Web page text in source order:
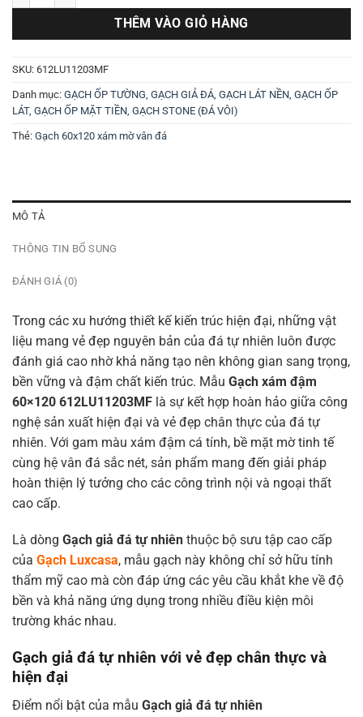
THÊM VÀO GIỎ HÀNG
SKU: 612LU11203MF
Danh mục: GẠCH ỐP TƯỜNG, GẠCH GIẢ ĐÁ, GẠCH LÁT NỀN, GẠCH ỐP
LÁT, GẠCH ỐP MẶT TIỀN, GẠCH STONE (ĐÁ VÔI)
Thẻ: Gạch 60x120 xám mờ vân đá
MÔ TẢ
THÔNG TIN BỔ SUNG
ĐÁNH GIÁ (0)
Trong các xu hướng thiết kế kiến trúc hiện đại, những vật
liệu mang vẻ đẹp nguyên bản của đá tự nhiên luôn được
đánh giá cao nhờ khả năng tạo nên không gian sang trọng,
bền vững và đậm chất kiến trúc. Mẫu Gạch xám đậm
60×120 612LU11203MF là sự kết hợp hoàn hảo giữa công
nghệ sản xuất hiện đại và vẻ đẹp chân thực của đá tự
nhiên. Với gam màu xám đậm cá tính, bề mặt mờ tinh tế
cùng hệ vân đá sắc nét, sản phẩm mang đến giải pháp
hoàn thiện lý tưởng cho các công trình nội và ngoại thất
cao cấp.
Là dòng Gạch giả đá tự nhiên thuộc bộ sưu tập cao cấp
của Gạch Luxcasa, mẫu gạch này không chỉ sở hữu tính
thẩm mỹ cao mà còn đáp ứng các yêu cầu khắt khe về độ
bền và khả năng ứng dụng trong nhiều điều kiện môi
trường khác nhau.
Gạch giả đá tự nhiên với vẻ đẹp chân thực và
hiện đại
Điểm nổi bật của mẫu Gạch giả đá tự nhiên